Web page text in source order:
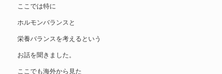
ここでは特に
ホルモンバランスと
栄養バランスを考えるという
お話を聞きました。
ここでも海外から見た